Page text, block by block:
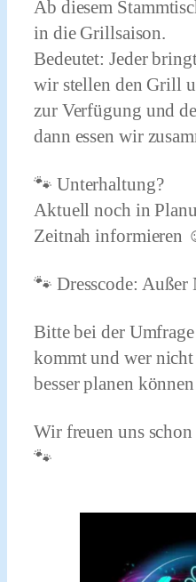
Ab diesem
in die Grillsaison.
Bedeutet: Jeder
wir stellen den Grill
zur Verfügung und
dann essen wir
🐾 Unterhaltung?
Aktuell noch in
Zeitnah informieren
🐾 Dresscode: Außer
Bitte bei der
kommt und wer
besser planen
Wir freuen uns
🐾